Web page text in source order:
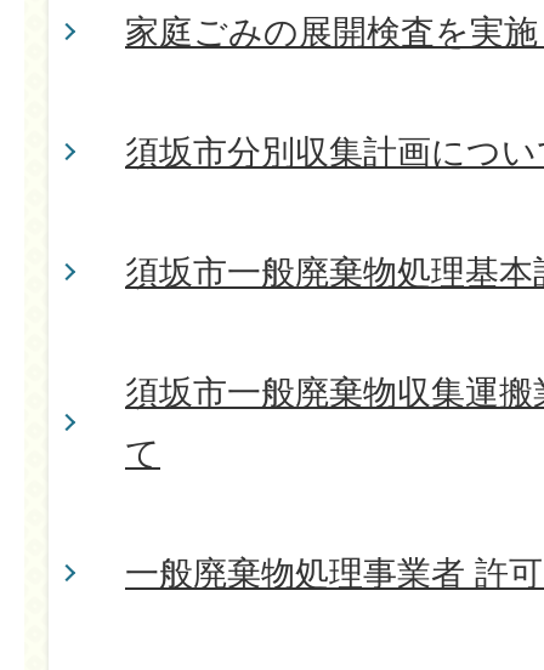
家庭ごみの展開検査を実
須坂市分別収集計画につ
須坂市一般廃棄物処理基本
須坂市一般廃棄物収集運
て
一般廃棄物処理事業者 許